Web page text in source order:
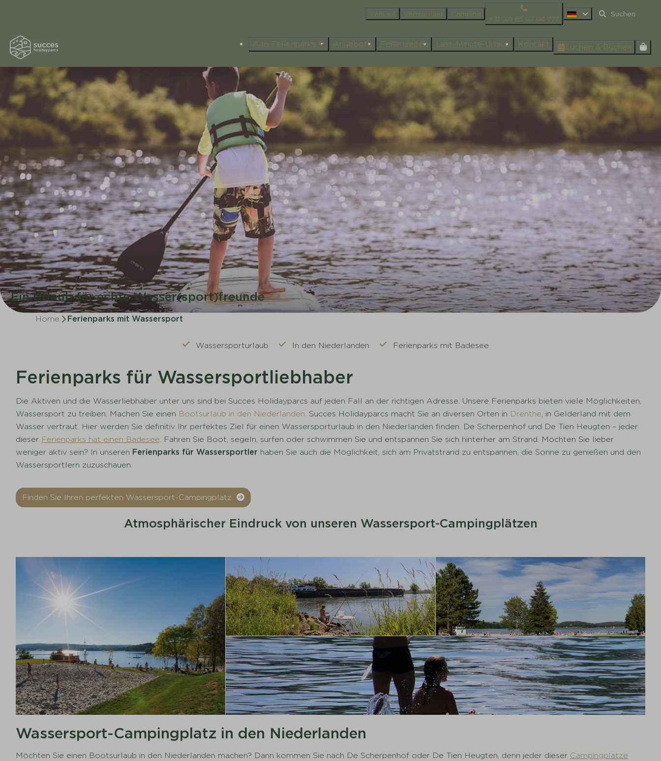
Verkauf Vermietung Camping
+31 (0) 85 07 04 777
Alle Ferienparks Angebote Ferienzeiten Last-Minute-Urlaub Kontakt Suchen & Buchen
Ein Urlaub für echte Wasser(sport)freunde
Home Ferienparks mit Wassersport
Wassersporturlaub In den Niederlanden Ferienparks mit Badesee
Ferienparks für Wassersportliebhaber
Die Aktiven und die Wasserliebhaber unter uns sind bei Succes Holidayparcs auf jeden Fall an der richtigen Adresse. Unsere Ferienparks bieten viele Möglichkeiten,
Wassersport zu treiben. Machen Sie einen Bootsurlaub in den Niederlanden. Succes Holidayparcs macht Sie an diversen Orten in Drenthe, in Gelderland mit dem
Wasser vertraut. Hier werden Sie definitiv Ihr perfektes Ziel für einen Wassersporturlaub in den Niederlanden finden. De Scherpenhof und De Tien Heugten – jeder
dieser Ferienparks hat einen Badesee. Fahren Sie Boot, segeln, surfen oder schwimmen Sie und entspannen Sie sich hinterher am Strand. Möchten Sie lieber
weniger aktiv sein? In unseren Ferienparks für Wassersportler haben Sie auch die Möglichkeit, sich am Privatstrand zu entspannen, die Sonne zu genießen und den
Wassersportlern zuzuschauen.
Finden Sie Ihren perfekten Wassersport-Campingplatz
Atmosphärischer Eindruck von unseren Wassersport-Campingplätzen
Wassersport-Campingplatz in den Niederlanden
Möchten Sie einen Bootsurlaub in den Niederlanden machen? Dann kommen Sie nach De Scherpenhof oder De Tien Heugten, denn jeder dieser Campingplätze